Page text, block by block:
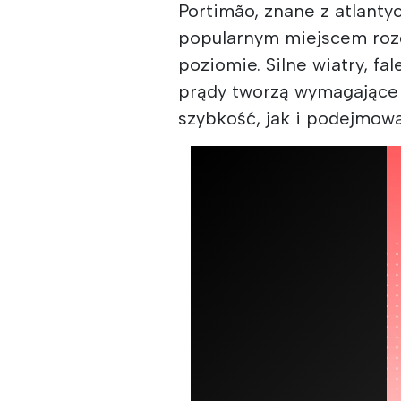
Portimão, znane z
popularnym miejscem
poziomie. Silne wiatry,
prądy tworzą
szybkość, jak i